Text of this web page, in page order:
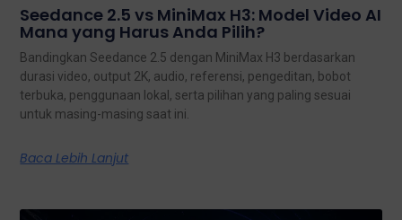
Seedance 2.5 vs MiniMax H3: Model Video AI
Mana yang Harus Anda Pilih?
Bandingkan Seedance 2.5 dengan MiniMax H3 berdasarkan
durasi video, output 2K, audio, referensi, pengeditan, bobot
terbuka, penggunaan lokal, serta pilihan yang paling sesuai
untuk masing-masing saat ini.
Baca Lebih Lanjut